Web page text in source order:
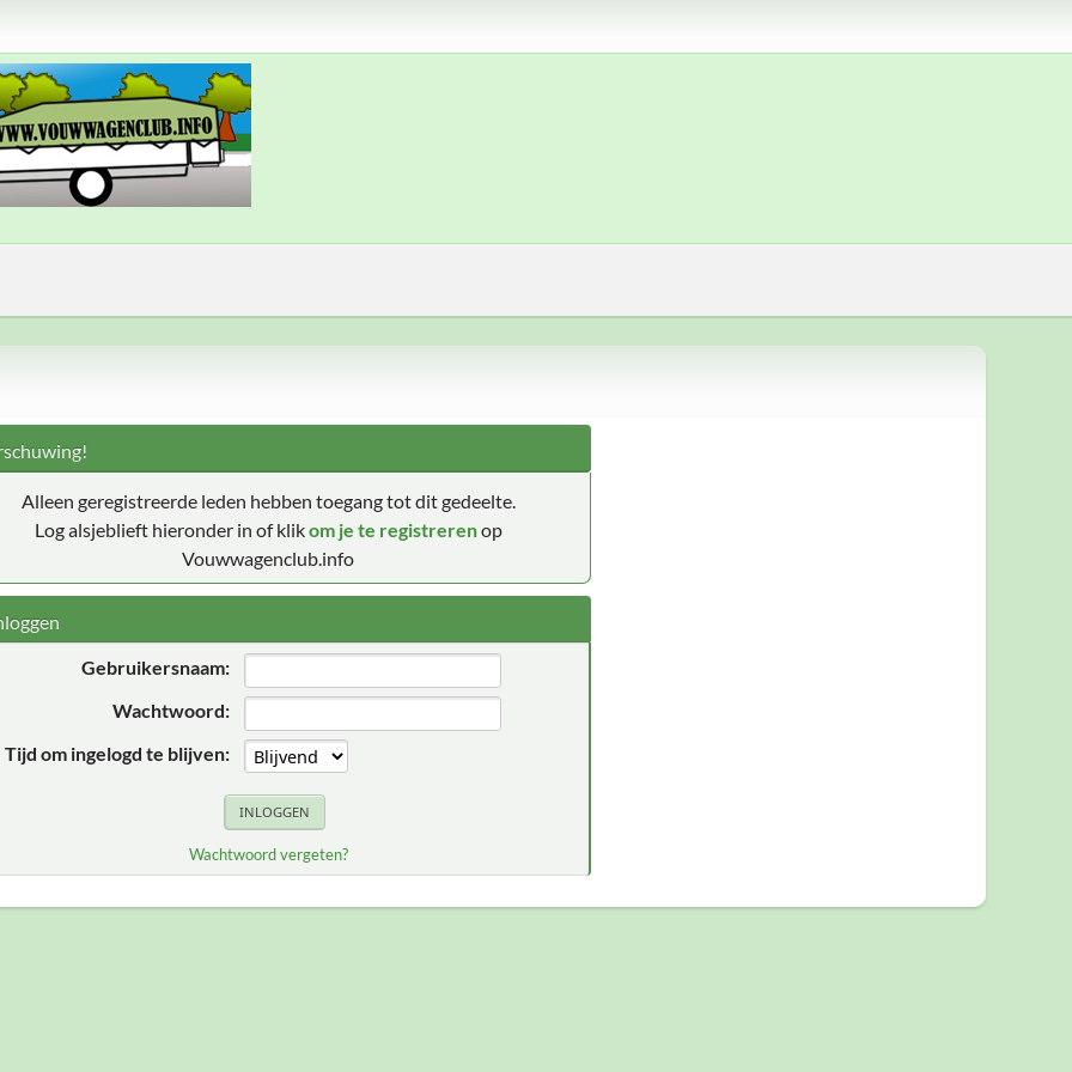
Alleen geregistreerde leden hebben toegang tot dit gedeelte.
Log alsjeblieft hieronder in of klikom je te registrerenop
Vouwwagenclub.info
Gebruikersnaam:
Wachtwoord:
Tijd om ingelogd te blijven:
Wachtwoord vergeten?